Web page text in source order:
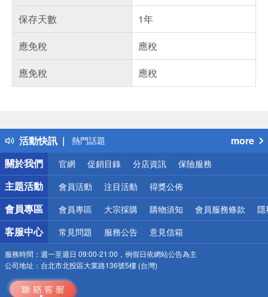
保存天數
1年
應免稅
應稅
應免稅
應稅
活動快訊
得獎公告
熱門話題
銀行優惠
偏遠地區配送
詐騙網頁！請小心！
more
關於我們
官網 促銷目錄 分店資訊 保險服務
主題活動 會員活動 注目活動 得獎公佈
會員專區 會員專區 大宗採購 購物須知 會員服務條款 隱
客服中心 常見問題 服務公告 意見信箱
服務時間： 週一至週日 09:00-21:00，例假日依網站公告為主
公司地址： 台北市北投區大業路136號5樓 (台灣)